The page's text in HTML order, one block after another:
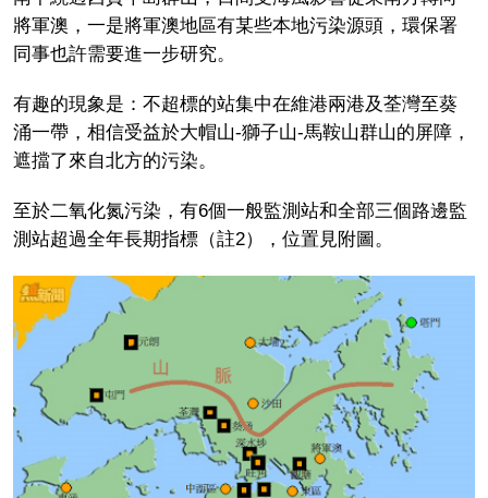
將軍澳，一是將軍澳地區有某些本地污染源頭，環保署
同事也許需要進一步研究。
有趣的現象是：不超標的站集中在維港兩港及荃灣至葵
涌一帶，相信受益於大帽山-獅子山-馬鞍山群山的屏障，
遮擋了來自北方的污染。
至於二氧化氮污染，有6個一般監測站和全部三個路邊監
測站超過全年長期指標（註2），位置見附圖。